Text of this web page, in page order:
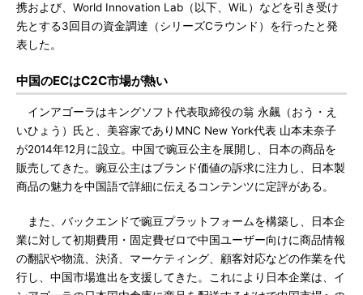
携および、World Innovation Lab（以下、WiL）などを引き受け
先とする3回目の資金調達（シリーズCラウンド）を行ったと発
表した。
中国のECはC2C市場が熱い
インアゴーラはキングソフト代表取締役の翁 永飆（おう・え
いひょう）氏と、美容家でありMNC New York代表 山本未奈子
が2014年12月に設立。中国で豌豆公主を展開し、日本の商品を
販売してきた。豌豆公主はブランド価値の訴求に注力し、日本製
商品の魅力を中国語で詳細に伝えるコンテンツに定評がある。
また、バックエンドで豌豆プラットフォームを構築し、日本企
業に対して初期費用・固定費ゼロで中国ユーザー向けに商品情報
の翻訳や物流、決済、マーケティング、顧客対応などの作業を代
行し、中国市場進出を支援してきた。これにより日本企業は、イ